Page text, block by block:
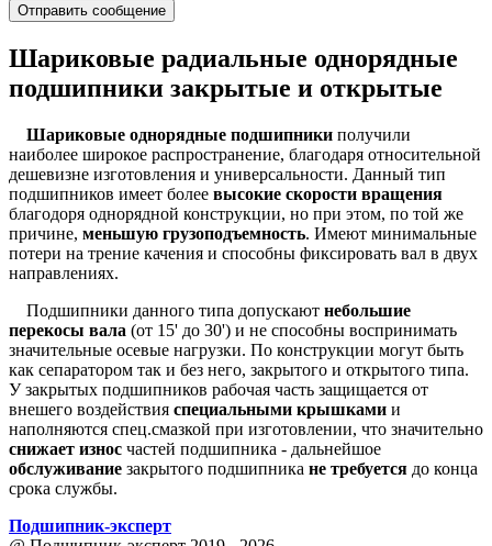
Отправить сообщение
Шариковые радиальные однорядные
подшипники закрытые и открытые
Шариковые однорядные подшипники получили
наиболее широкое распространение, благодаря относительной
дешевизне изготовления и универсальности. Данный тип
подшипников имеет более высокие скорости вращения
благодоря однорядной конструкции, но при этом, по той же
причине, меньшую грузоподъемность. Имеют минимальные
потери на трение качения и способны фиксировать вал в двух
направлениях.
Подшипники данного типа допускают небольшие
перекосы вала (от 15' до 30') и не способны воспринимать
значительные осевые нагрузки. По конструкции могут быть
как сепаратором так и без него, закрытого и открытого типа.
У закрытых подшипников рабочая часть защищается от
внешего воздействия специальными крышками и
наполняются спец.смазкой при изготовлении, что значительно
снижает износ частей подшипника - дальнейшое
обслуживание закрытого подшипника не требуется до конца
срока службы.
Подшипник-эксперт